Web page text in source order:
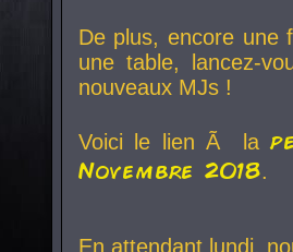
De plus, encore une
une table, lancez-
nouveaux MJs !
Voici le lien Ã la
Novembre 2018.
En attendant lundi,